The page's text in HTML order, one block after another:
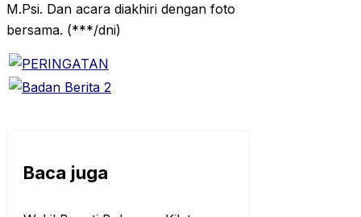
M.Psi. Dan acara diakhiri dengan foto
bersama. (***/dni)
Baca juga